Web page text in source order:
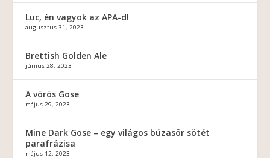
Luc, én vagyok az APA-d!
augusztus 31, 2023
Brettish Golden Ale
június 28, 2023
A vörös Gose
május 29, 2023
Mine Dark Gose – egy világos búzasör sötét
parafrázisa
május 12, 2023